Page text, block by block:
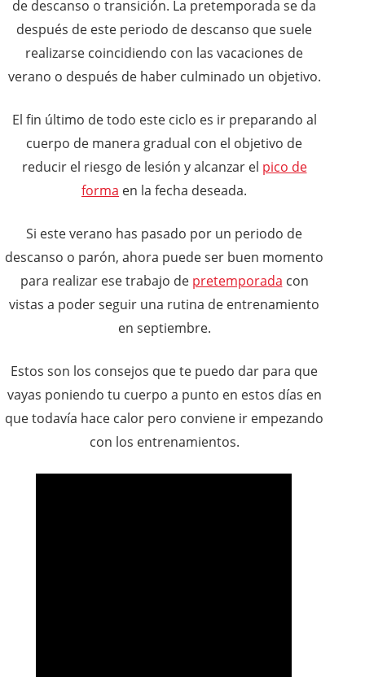
de descanso o transición. La pretemporada se da
después de este periodo de descanso que suele
realizarse coincidiendo con las vacaciones de
verano o después de haber culminado un objetivo.
El fin último de todo este ciclo es ir preparando al
cuerpo de manera gradual con el objetivo de
reducir el riesgo de lesión y alcanzar el pico de
forma en la fecha deseada.
Si este verano has pasado por un periodo de
descanso o parón, ahora puede ser buen momento
para realizar ese trabajo de pretemporada con
vistas a poder seguir una rutina de entrenamiento
en septiembre.
Estos son los consejos que te puedo dar para que
vayas poniendo tu cuerpo a punto en estos días en
que todavía hace calor pero conviene ir empezando
con los entrenamientos.